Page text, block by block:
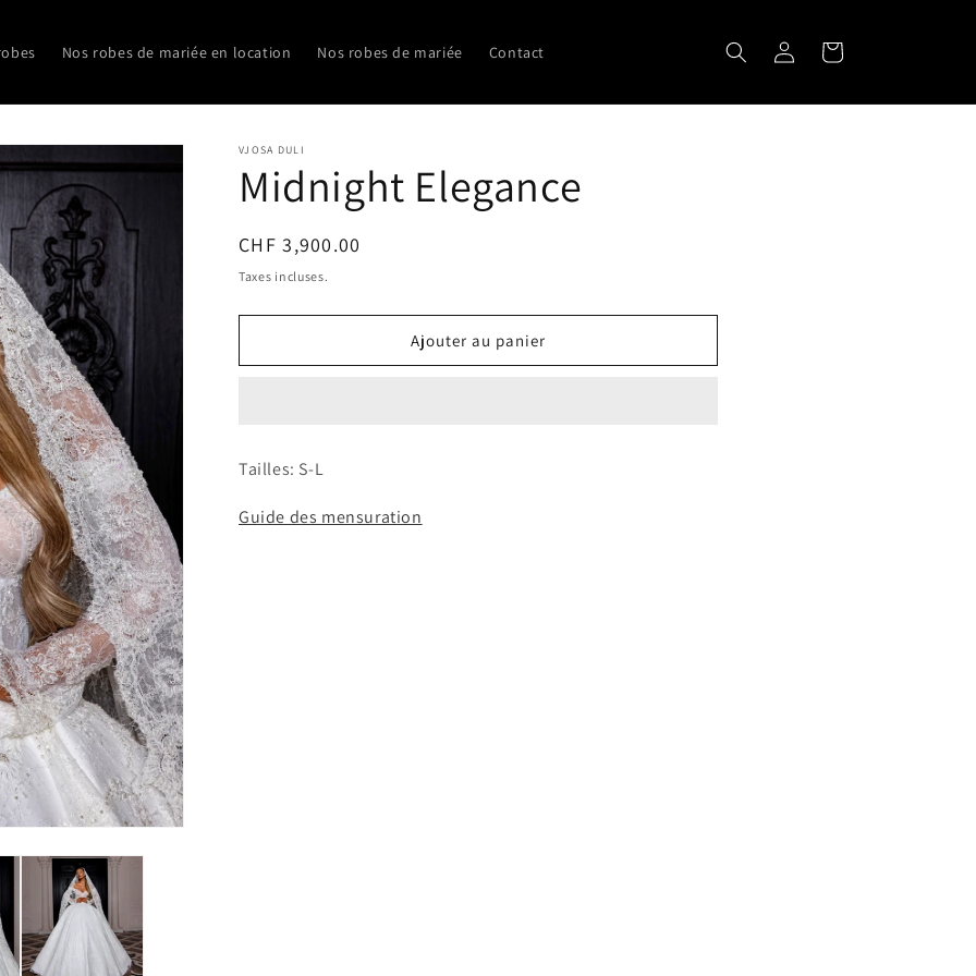
Nos robes de mariée en location Nos robes de mariée Contact Connexion Panier
VJOSA DULI
Midnight Elegance
Prix
habituel
CHF 3,900.00
Taxes incluses.
Ajouter au panier
Tailles: S-L
Guide des mensuration